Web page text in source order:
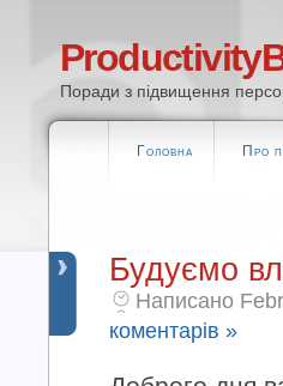
Поради з підвищення
Головна Про
Будуємо
Написано
коментарів »